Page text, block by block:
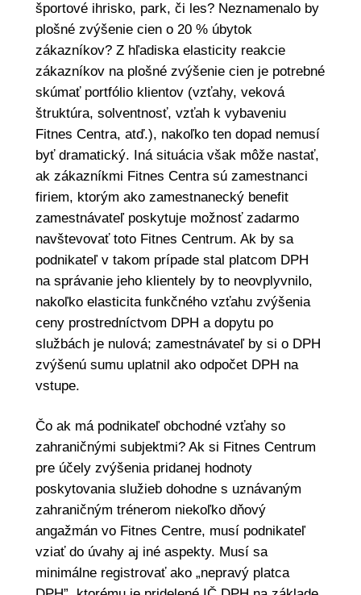
športové ihrisko, park, či les? Neznamenalo by
plošné zvýšenie cien o 20 % úbytok
zákazníkov? Z hľadiska elasticity reakcie
zákazníkov na plošné zvýšenie cien je potrebné
skúmať portfólio klientov (vzťahy, veková
štruktúra, solventnosť, vzťah k vybaveniu
Fitnes Centra, atď.), nakoľko ten dopad nemusí
byť dramatický. Iná situácia však môže nastať,
ak zákazníkmi Fitnes Centra sú zamestnanci
firiem, ktorým ako zamestnanecký benefit
zamestnávateľ poskytuje možnosť zadarmo
navštevovať toto Fitnes Centrum. Ak by sa
podnikateľ v takom prípade stal platcom DPH
na správanie jeho klientely by to neovplyvnilo,
nakoľko elasticita funkčného vzťahu zvýšenia
ceny prostredníctvom DPH a dopytu po
službách je nulová; zamestnávateľ by si o DPH
zvýšenú sumu uplatnil ako odpočet DPH na
vstupe.
Čo ak má podnikateľ obchodné vzťahy so
zahraničnými subjektmi? Ak si Fitnes Centrum
pre účely zvýšenia pridanej hodnoty
poskytovania služieb dohodne s uznávaným
zahraničným trénerom niekoľko dňový
angažmán vo Fitnes Centre, musí podnikateľ
vziať do úvahy aj iné aspekty. Musí sa
minimálne registrovať ako „nepravý platca